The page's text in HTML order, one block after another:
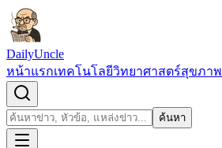
ข้ามไปยังเนื้อหา
DailyUncle
หน้าแรกเทคโนโลยีวิทยาศาสตร์สุขภาพ
ค้นหา ค้นหา